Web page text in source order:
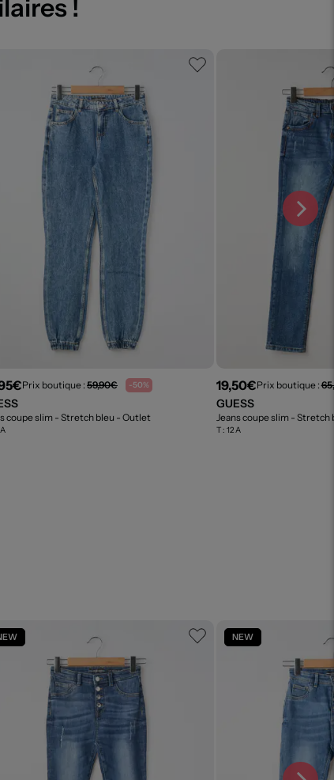
!
Prix boutique :59,90€ -50%
coupe slim - Stretch bleu - Outlet
19,50€Prix boutique :
GUESS
Jeans coupe slim - Stretch
T : 12 A
NEW